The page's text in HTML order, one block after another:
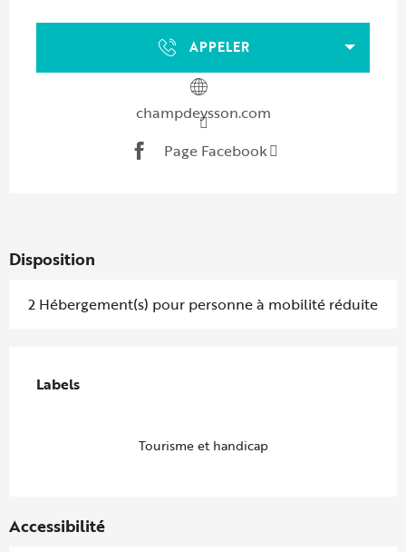
APPELER
champdeysson.com
Page Facebook
Disposition
2 Hébergement(s) pour personne à mobilité réduite
Labels
Labels
Tourisme et handicap
Accessibilité